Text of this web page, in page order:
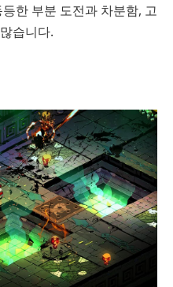
한 부분 도전과 차분함, 고
습니다.